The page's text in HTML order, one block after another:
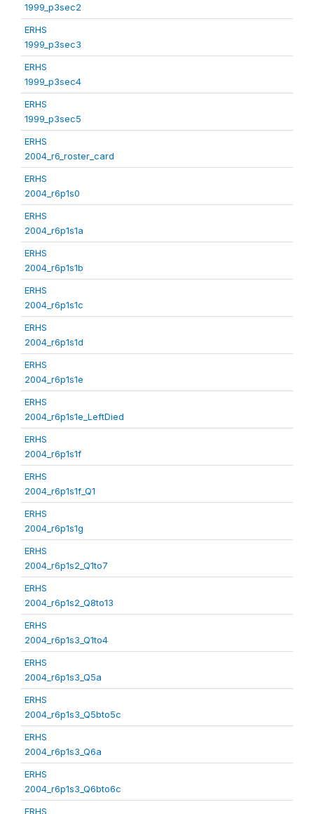
1999_p3sec2
ERHS
1999_p3sec3
ERHS
1999_p3sec4
ERHS
1999_p3sec5
ERHS
2004_r6_roster_card
ERHS
2004_r6p1s0
ERHS
2004_r6p1s1a
ERHS
2004_r6p1s1b
ERHS
2004_r6p1s1c
ERHS
2004_r6p1s1d
ERHS
2004_r6p1s1e
ERHS
2004_r6p1s1e_LeftDied
ERHS
2004_r6p1s1f
ERHS
2004_r6p1s1f_Q1
ERHS
2004_r6p1s1g
ERHS
2004_r6p1s2_Q1to7
ERHS
2004_r6p1s2_Q8to13
ERHS
2004_r6p1s3_Q1to4
ERHS
2004_r6p1s3_Q5a
ERHS
2004_r6p1s3_Q5bto5c
ERHS
2004_r6p1s3_Q6a
ERHS
2004_r6p1s3_Q6bto6c
ERHS